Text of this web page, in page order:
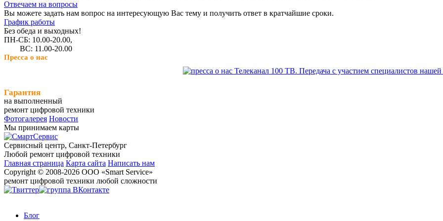
Отвечаем на вопросы
Вы можете задать нам вопрос на интересующую Вас тему и получить ответ в кратчайшие сроки.
График работы
Без обеда и выходных!
ПН-СБ: 10.00-20.00,
ВС: 11.00-20.00
Пресса о нас
Телеканал 100 ТВ. Передача с участием специалистов нашей
Гарантия
на выполненный
ремонт цифровой техники
Фотогалерея Новости
Мы принимаем карты
Сервисный центр, Cанкт-Петербург
Любой ремонт цифровой техники
Главная страница Карта сайта Написать нам
Copyright © 2008-2026 ООО «Smart Service»
ремонт цифровой техники любой сложности
Блог